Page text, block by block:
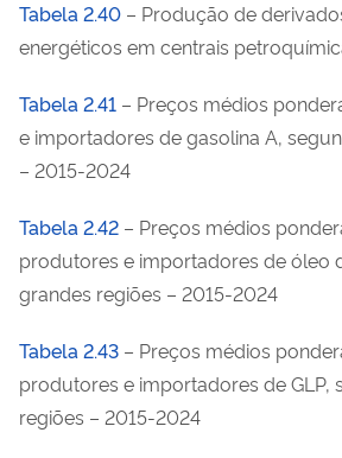
Tabela 2.40 – Produção de
energéticos em centrais
Tabela 2.41 – Preços médios
e importadores de gasolina A,
– 2015-2024
Tabela 2.42 – Preços médios
produtores e importadores de óleo
grandes regiões – 2015-2024
Tabela 2.43 – Preços médios
produtores e importadores de GLP,
regiões – 2015-2024